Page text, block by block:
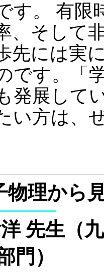
す。 有限
、そして
先には実
です。「
発展して
い方は、
物理から
洋 先生
門）